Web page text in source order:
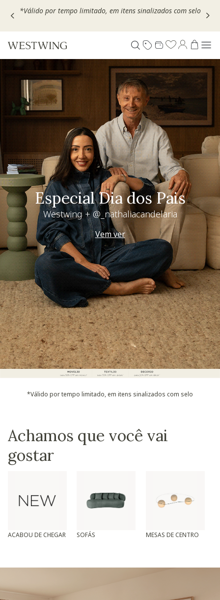
Escolha seu VOUCHER e ganhe até 30% OFF*: useMOVEL30,
Living desejo
+30% OFF extra
Use seu voucher
*Válido por tempo limitado, em itens sinalizados com selo
Achamos que você vai
gostar
ACABOU DE CHEGAR SOFÁS MESAS DE CENTRO